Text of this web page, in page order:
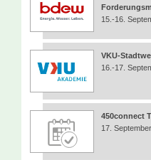
15.-16.
VKU-
16.-17.
450connect
17.